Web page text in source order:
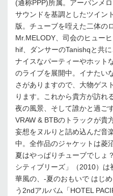
(通称PPP)所属。アーバンメ
サウンドを基調としたツイン
版。チューブを咥えた二体の
Mr.MELODY、司会のヒュー
hif、ダンサーのTanishqと共
ナイスなパーティーやホット
のライブを展開中。イナたい
さがありますので、大物ゲス
ります。これから貴方が訪れ
夜の風景、そして誰かと過ご
VRAW & BTBのトラックが貴
妄想をヌルりと詰め込んだ音
中。全作品のジャケットは菱
夏はやっぱりチューブでしょ
シティブリーズ」（2010）は
華風の、-夏のおもいで はじ
う2ndアルバム「HOTEL